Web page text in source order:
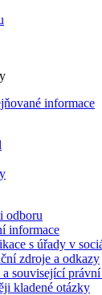
informace
odboru
informace
s úřady v
zdroje a odkazy
související
kladené otázky